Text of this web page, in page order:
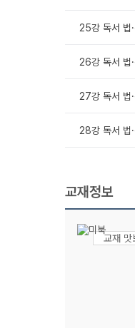
25강 독서 법
26강 독서 법
27강 독서 법
28강 독서
교재정보
교재